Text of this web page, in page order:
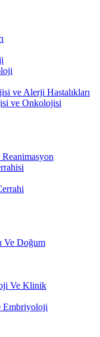
ve Alerji Hastalıkları
ve Onkolojisi
Ve Doğum
Ve Klinik
Embriyoloji